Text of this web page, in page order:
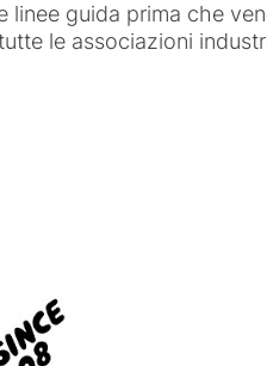
linee guida prima che
le associazioni